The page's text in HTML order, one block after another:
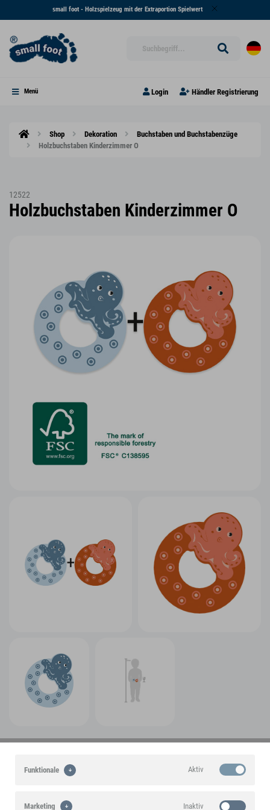
small foot - Holzspielzeug mit der Extraportion Spielwert
Menü Login Händler Registrierung
Shop Dekoration
Buchstaben und Buchstabenzüge
Holzbuchstaben Kinderzimmer O
12522
Holzbuchstaben Kinderzimmer O
Funktionale Aktiv
Marketing Inaktiv